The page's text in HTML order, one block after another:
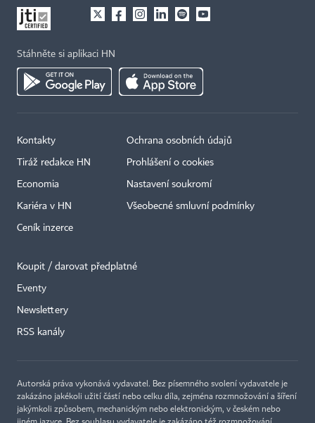
Stáhněte si aplikaci HN
Kontakty
Tiráž redakce HN
Economia
Kariéra v HN
Ceník inzerce
Ochrana osobních údajů
Prohlášení o cookies
Nastavení soukromí
Všeobecné smluvní podmínky
Koupit / darovat předplatné
Eventy
Newslettery
RSS kanály
Autorská práva vykonává vydavatel. Bez písemného svolení vydavatele je
zakázáno jakékoli užití částí nebo celku díla, zejména rozmnožování a šíření
jakýmkoli způsobem, mechanickým nebo elektronickým, v českém nebo